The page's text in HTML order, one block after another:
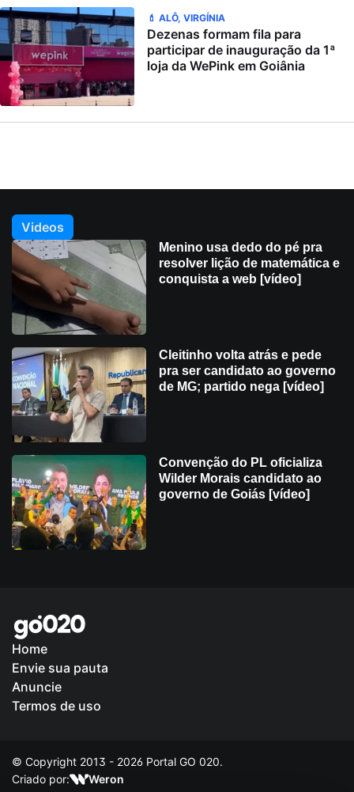
💄 ALÔ, VIRGÍNIA
Dezenas formam fila para
participar de inauguração da 1ª
loja da WePink em Goiânia
Videos
Menino usa dedo do pé pra
resolver lição de matemática e
conquista a web [vídeo]
Cleitinho volta atrás e pede
pra ser candidato ao governo
de MG; partido nega [vídeo]
Convenção do PL oficializa
Wilder Morais candidato ao
governo de Goiás [vídeo]
Home
Envie sua pauta
Anuncie
Termos de uso
© Copyright 2013 - 2026 Portal GO 020.
Criado por:
Weron